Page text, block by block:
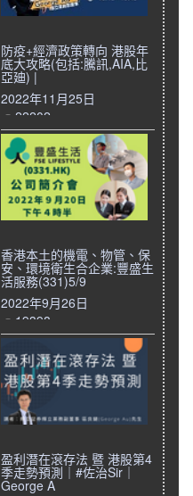
防疫+經濟政策轉向 港股年
底大攻略(包括:騰訊,AIA,比
亞廸) |
2022年11月25日
22202
香港本土的機電、物管、保
安、環境衛生合企業:豐盛生
活服務(331)5/9
2022年9月26日
19398
盈利潛在滾存法 暨 港股第4
季走勢預測｜#佐治Sir｜
George A